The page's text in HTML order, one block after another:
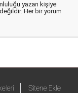
yazan kişiye
Her bir yorum
Sitene Ekle